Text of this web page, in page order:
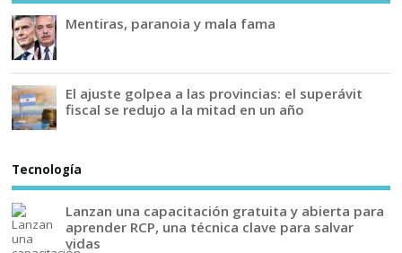
Mentiras, paranoia y mala fama
El ajuste golpea a las provincias: el superávit
fiscal se redujo a la mitad en un año
Tecnología
Lanzan una capacitación gratuita y abierta para
aprender RCP, una técnica clave para salvar
vidas